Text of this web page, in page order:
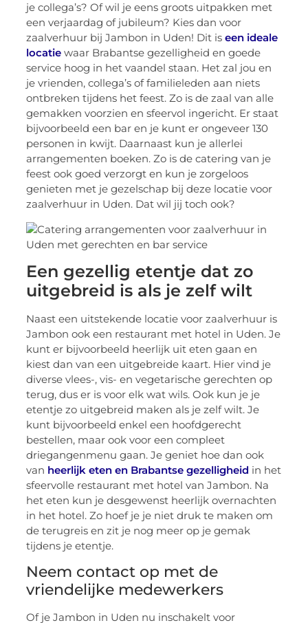
je collega’s? Of wil je eens groots uitpakken met
een verjaardag of jubileum? Kies dan voor
zaalverhuur bij Jambon in Uden! Dit iseen ideale
locatie waar Brabantse gezelligheid en goede
service hoog in het vaandel staan. Het zal jou en
je vrienden, collega’s of familieleden aan niets
ontbreken tijdens het feest. Zo is de zaal van alle
gemakken voorzien en sfeervol ingericht. Er staat
bijvoorbeeld een bar en je kunt er ongeveer 130
personen in kwijt. Daarnaast kun je allerlei
arrangementen boeken. Zo is de catering van je
feest ook goed verzorgt en kun je zorgeloos
genieten met je gezelschap bij deze locatie voor
zaalverhuur in Uden. Dat wil jij toch ook?
Een gezellig etentje dat zo
uitgebreid is als je zelf wilt
Naast een uitstekende locatie voor zaalverhuur is
Jambon ook een restaurant met hotel in Uden. Je
kunt er bijvoorbeeld heerlijk uit eten gaan en
kiest dan van een uitgebreide kaart. Hier vind je
diverse vlees-, vis- en vegetarische gerechten op
terug, dus er is voor elk wat wils. Ook kun je je
etentje zo uitgebreid maken als je zelf wilt. Je
kunt bijvoorbeeld enkel een hoofdgerecht
bestellen, maar ook voor een compleet
driegangenmenu gaan. Je geniet hoe dan ook
van heerlijk eten en Brabantse gezelligheid in het
sfeervolle restaurant met hotel van Jambon. Na
het eten kun je desgewenst heerlijk overnachten
in het hotel. Zo hoef je je niet druk te maken om
de terugreis en zit je nog meer op je gemak
tijdens je etentje.
Neem contact op met de
vriendelijke medewerkers
Of je Jambon in Uden nu inschakelt voor